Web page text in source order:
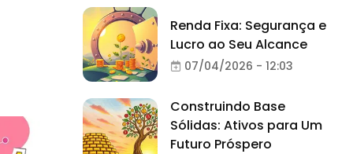
Renda Fixa: Segurança e
Lucro ao Seu Alcance
07/04/2026 - 12:03
Construindo Base
Sólidas: Ativos para Um
Futuro Próspero